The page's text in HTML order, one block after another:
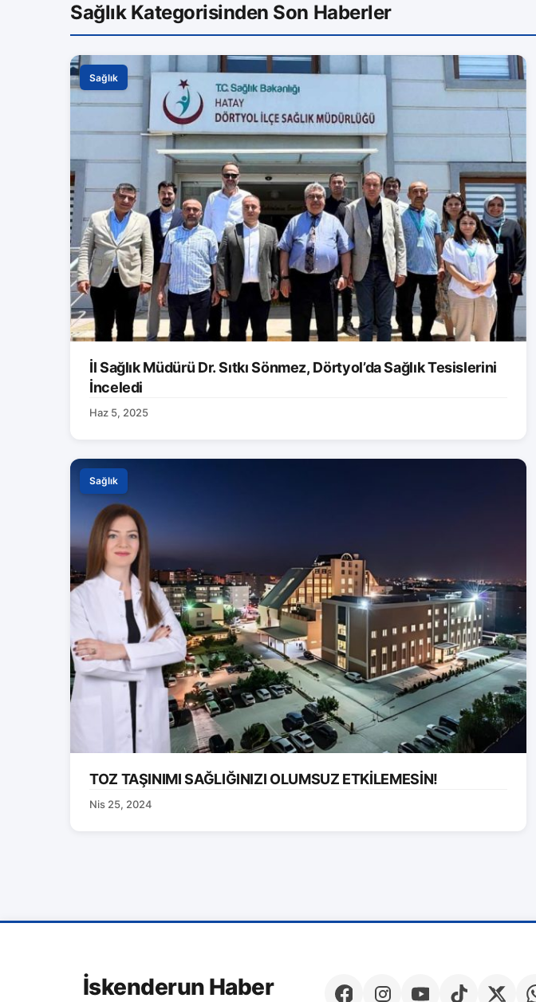
Sağlık Kategorisinden Son Haberler
Sağlık
İl Sağlık Müdürü Dr. Sıtkı Sönmez, Dörtyol’da Sağlık Tesislerini
İnceledi
Haz 5, 2025
Sağlık
TOZ TAŞINIMI SAĞLIĞINIZI OLUMSUZ ETKİLEMESİN!
Nis 25, 2024
İskenderun Haber